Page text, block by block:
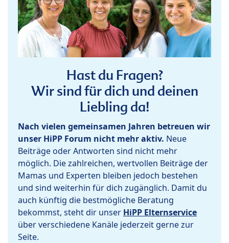
Hast du Fragen?
Wir sind für dich und deinen
Liebling da!
Nach vielen gemeinsamen Jahren betreuen wir
unser HiPP Forum nicht mehr aktiv. Neue
Beiträge oder Antworten sind nicht mehr
möglich. Die zahlreichen, wertvollen Beiträge der
Mamas und Experten bleiben jedoch bestehen
und sind weiterhin für dich zugänglich. Damit du
auch künftig die bestmögliche Beratung
bekommst, steht dir unser HiPP Elternservice
über verschiedene Kanäle jederzeit gerne zur
Seite.